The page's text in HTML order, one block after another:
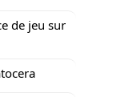
de jeu sur